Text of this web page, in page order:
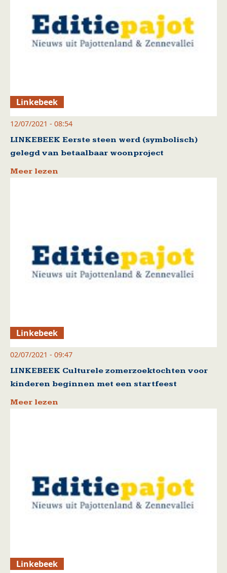
Linkebeek
12/07/2021 - 08:54
LINKEBEEK Eerste steen werd (symbolisch)
gelegd van betaalbaar woonproject
Meer lezen
Linkebeek
02/07/2021 - 09:47
LINKEBEEK Culturele zomerzoektochten voor
kinderen beginnen met een startfeest
Meer lezen
Linkebeek